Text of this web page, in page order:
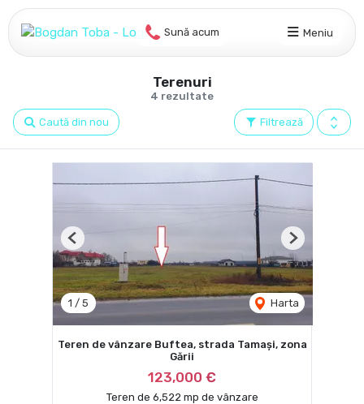
Sună acum Meniu
4 rezultate
Terenuri
Filtrează
Caută din nou
1 / 5 Harta
Previous Next
Teren de vânzare Buftea, strada Tamași, zona
Gării
123,000 €
Teren de 6,522 mp de vânzare